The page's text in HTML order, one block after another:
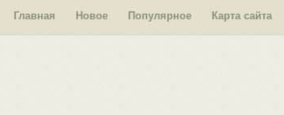
Главная Новое Популярное Карта сайта